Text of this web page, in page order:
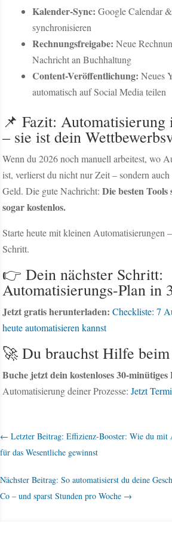
Kalender-Sync: Google Calendar
synchronisieren
Rechnungsfreigabe: Neue
Nachricht an Buchhaltung
Content-Veröffentlichung: Neues
automatisch auf Social Media teilen
📌 Fazit: Automatisierung
– sie ist dein
Wenn du 2026 noch manuell arbeitest, wo
ist, verlierst du nicht nur Zeit – sondern
Geld. Die gute Nachricht:Die besten
sogar kostenlos.
Starte heute mit kleinen Automatisierungen
Schritt.
👉 Dein nächster Schritt:
Automatisierungs-Plan in
Jetzt gratis herunterladen: Checkliste: 7
heute automatisieren kannst
🚀 Du brauchst Hilfe
Buche jetzt dein kostenloses 30-
Automatisierung deiner Prozesse:Jetzt
← Letzter Beitrag: Effizienz-Booster: Wie du mit
für das Wesentliche gewinnst
Nächster Beitrag: So automatisierst du deine
Co – und sparst Stunden pro Woche →